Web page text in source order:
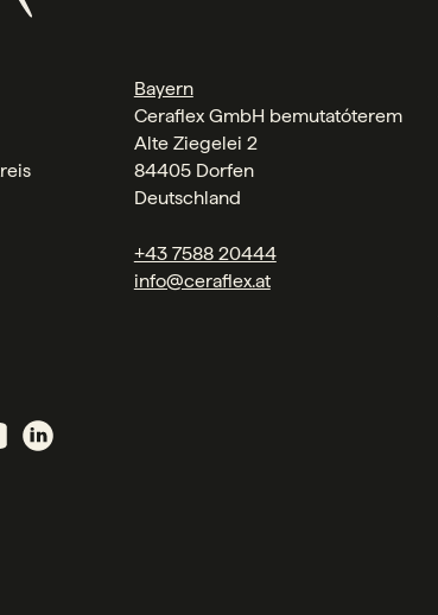
Bayern
Ceraflex GmbH bemutatóterem
Alte Ziegelei 2
84405 Dorfen
Deutschland
+43 7588 20444
info@ceraflex.at